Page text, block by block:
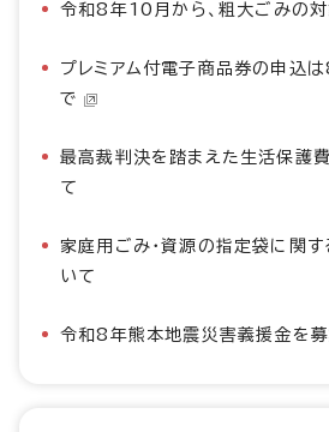
令和8年10月から、粗大ごみの対
プレミアム付電子商品券の申込は
で
最高裁判決を踏まえた生活保護
て
家庭用ごみ・資源の指定袋に関
いて
令和8年熊本地震災害義援金を募